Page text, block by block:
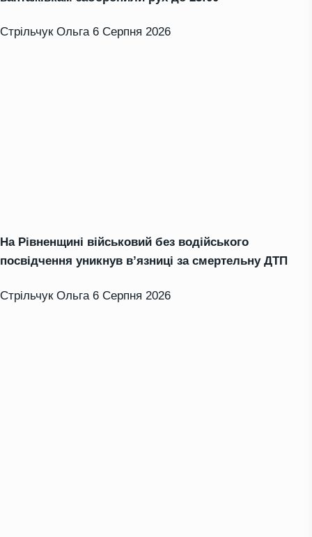
Стрільчук Ольга 6 Серпня 2026
На Рівненщині військовий без водійського
посвідчення уникнув в’язниці за смертельну ДТП
Стрільчук Ольга 6 Серпня 2026